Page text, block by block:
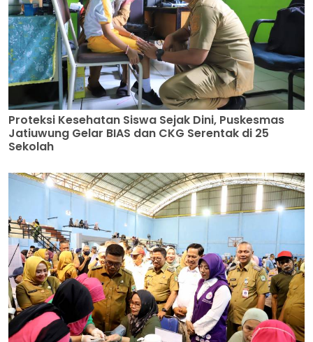
Proteksi Kesehatan Siswa Sejak Dini, Puskesmas
Jatiuwung Gelar BIAS dan CKG Serentak di 25
Sekolah